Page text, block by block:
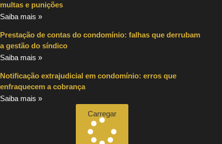
multas e punições
Saiba mais »
Prestação de contas do condomínio: falhas que derrubam
a gestão do síndico
Saiba mais »
Notificação extrajudicial em condomínio: erros que
enfraquecem a cobrança
Saiba mais »
Carregar